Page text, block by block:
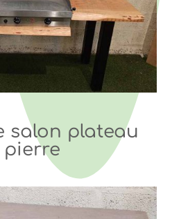
salon plateau
pierre